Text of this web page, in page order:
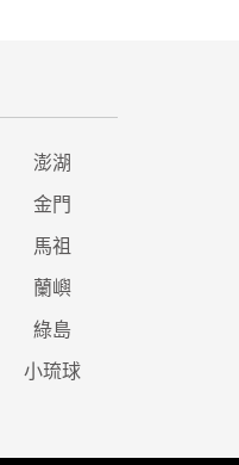
澎湖
金門
馬祖
蘭嶼
綠島
小琉球